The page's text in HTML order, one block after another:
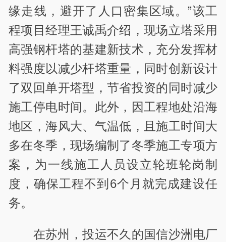
缘走线，避开了人口密集区域。”该工
程项目经理王诚禹介绍，现场立塔采用
高强钢杆塔的基建新技术，充分发挥材
料强度以减少杆塔重量，同时创新设计
了双回单开塔型，节省投资的同时减少
施工停电时间。此外，因工程地处沿海
地区，海风大、气温低，且施工时间大
多在冬季，现场编制了冬季施工专项方
案，为一线施工人员设立轮班轮岗制
度，确保工程不到6个月就完成建设任
务。
在苏州，投运不久的国信沙洲电厂